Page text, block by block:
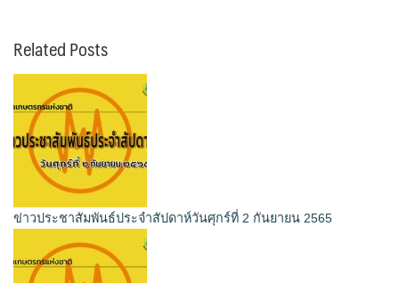
Related Posts
ข่าวประชาสัมพันธ์ประจำสัปดาห์วันศุกร์ที่ 2 กันยายน 2565